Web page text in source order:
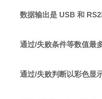
数据输出是 USB 和
通过/失败条件等数值最
通过/失败判断以彩色显